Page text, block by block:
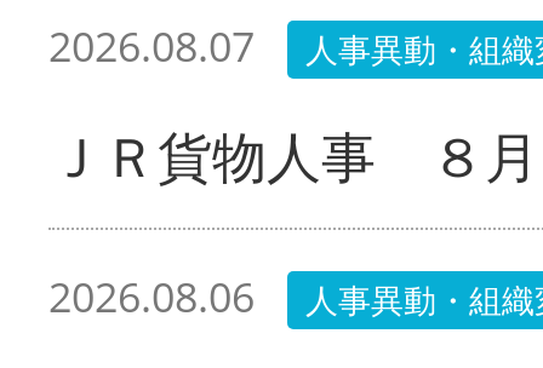
2026.08.07 人事異動・組
ＪＲ貨物人事 ８
2026.08.06 人事異動・組